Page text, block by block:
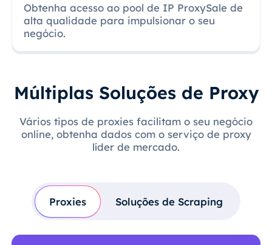
Obtenha acesso ao pool de IP ProxySale de
alta qualidade para impulsionar o seu
negócio.
Múltiplas Soluções de Proxy
Vários tipos de proxies facilitam o seu negócio
online, obtenha dados com o serviço de proxy
líder de mercado.
Proxies Soluções de Scraping